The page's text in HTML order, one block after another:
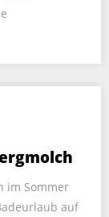
im Sommer
auf